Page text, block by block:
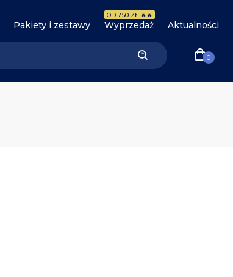
Pakiety i zestawy Wyprzedaż
OD 7.50 ZŁ 🔥🔥
Aktualności
0